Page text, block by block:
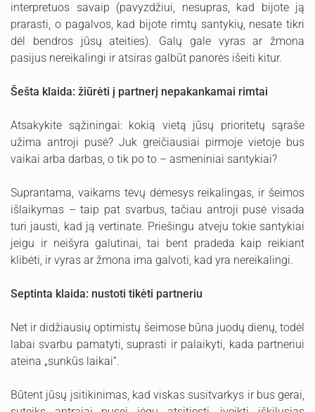
interpretuos savaip (pavyzdžiui, nesupras, kad bijote ją
prarasti, o pagalvos, kad bijote rimtų santykių, nesate tikri
dėl bendros jūsų ateities). Galų gale vyras ar žmona
pasijus nereikalingi ir atsiras galbūt panorės išeiti kitur.
Šešta klaida: žiūrėti į partnerį nepakankamai rimtai
Atsakykite sąžiningai: kokią vietą jūsų prioritetų sąraše
užima antroji pusė? Juk greičiausiai pirmoje vietoje bus
vaikai arba darbas, o tik po to – asmeniniai santykiai?
Suprantama, vaikams tėvų dėmesys reikalingas, ir šeimos
išlaikymas – taip pat svarbus, tačiau antroji pusė visada
turi jausti, kad ją vertinate. Priešingu atveju tokie santykiai
jeigu ir neišyra galutinai, tai bent pradeda kaip reikiant
klibėti, ir vyras ar žmona ima galvoti, kad yra nereikalingi.
Septinta klaida: nustoti tikėti partneriu
Net ir didžiausių optimistų šeimose būna juodų dienų, todėl
labai svarbu pamatyti, suprasti ir palaikyti, kada partneriui
ateina „sunkūs laikai“.
Būtent jūsų įsitikinimas, kad viskas susitvarkys ir bus gerai,